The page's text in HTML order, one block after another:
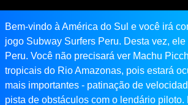
Bem-vindo à América do Sul e você irá
jogo Subway Surfers Peru. Desta vez,
Peru. Você não precisará ver Machu
tropicais do Rio Amazonas, pois estará
mais importantes - patinação de
pista de obstáculos com o lendário piloto.